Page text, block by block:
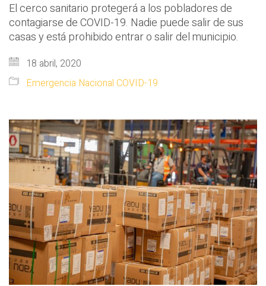
El cerco sanitario protegerá a los pobladores de
contagiarse de COVID-19. Nadie puede salir de sus
casas y está prohibido entrar o salir del municipio.
18 abril, 2020
Emergencia Nacional COVID-19